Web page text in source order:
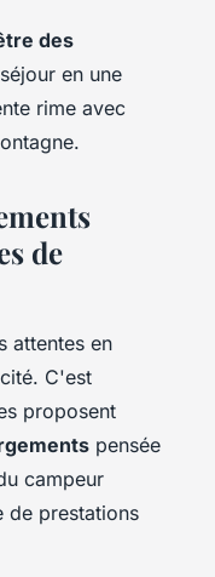
des
en une
rime avec
de
attentes en
C'est
proposent
pensée
campeur
de prestations